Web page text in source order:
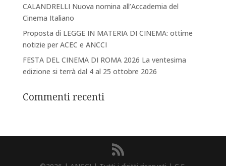
CALANDRELLI Nuova nomina all’Accademia del
Cinema Italiano
Proposta di LEGGE IN MATERIA DI CINEMA: ottime
notizie per ACEC e ANCCI
FESTA DEL CINEMA DI ROMA 2026 La ventesima
edizione si terrà dal 4 al 25 ottobre 2026
Commenti recenti